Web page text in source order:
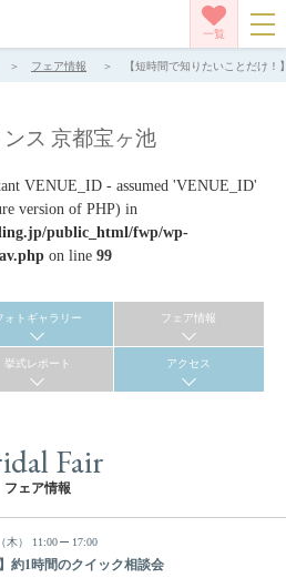
一覧
フェア情報 【短時間で知りたいことだけ
ス 京都宝ヶ池
VENUE_ID - assumed 'VENUE_ID'
version of PHP) in
public_html/fwp/wp-
on line 99
ォトギャラリー フェア情報
挙式レポート アクセス
Fair
フェア情報
（木） 11:00 17:00
約1時間のクイック相談会